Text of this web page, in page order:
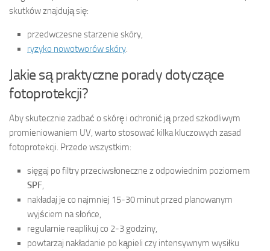
skutków znajdują się:
przedwczesne starzenie skóry,
ryzyko nowotworów skóry.
Jakie są praktyczne porady dotyczące
fotoprotekcji?
Aby skutecznie zadbać o skórę i ochronić ją przed szkodliwym
promieniowaniem UV, warto stosować kilka kluczowych zasad
fotoprotekcji. Przede wszystkim:
sięgaj po filtry przeciwsłoneczne z odpowiednim poziomem
SPF,
nakładaj je co najmniej 15-30 minut przed planowanym
wyjściem na słońce,
regularnie reaplikuj co 2-3 godziny,
powtarzaj nakładanie po kąpieli czy intensywnym wysiłku